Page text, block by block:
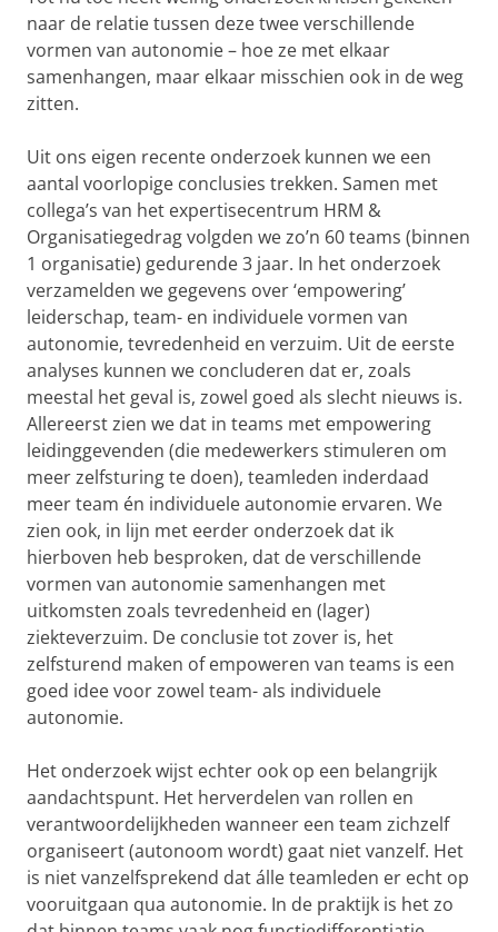
naar de relatie tussen deze twee verschillende
vormen van autonomie – hoe ze met elkaar
samenhangen, maar elkaar misschien ook in de weg
zitten.
Uit ons eigen recente onderzoek kunnen we een
aantal voorlopige conclusies trekken. Samen met
collega’s van het expertisecentrum HRM &
Organisatiegedrag volgden we zo’n 60 teams (binnen
1 organisatie) gedurende 3 jaar. In het onderzoek
verzamelden we gegevens over ‘empowering’
leiderschap, team- en individuele vormen van
autonomie, tevredenheid en verzuim. Uit de eerste
analyses kunnen we concluderen dat er, zoals
meestal het geval is, zowel goed als slecht nieuws is.
Allereerst zien we dat in teams met empowering
leidinggevenden (die medewerkers stimuleren om
meer zelfsturing te doen), teamleden inderdaad
meer team én individuele autonomie ervaren. We
zien ook, in lijn met eerder onderzoek dat ik
hierboven heb besproken, dat de verschillende
vormen van autonomie samenhangen met
uitkomsten zoals tevredenheid en (lager)
ziekteverzuim. De conclusie tot zover is, het
zelfsturend maken of empoweren van teams is een
goed idee voor zowel team- als individuele
autonomie.
Het onderzoek wijst echter ook op een belangrijk
aandachtspunt. Het herverdelen van rollen en
verantwoordelijkheden wanneer een team zichzelf
organiseert (autonoom wordt) gaat niet vanzelf. Het
is niet vanzelfsprekend dat álle teamleden er echt op
vooruitgaan qua autonomie. In de praktijk is het zo